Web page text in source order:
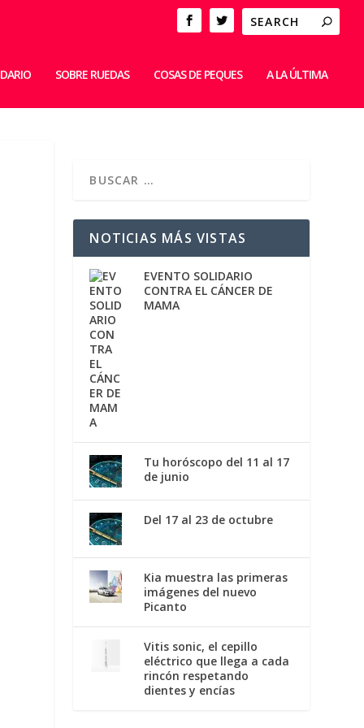
SOBRE RUEDAS COSAS DE PEQUES A LA ÚLTIMA
NOTICIAS MÁS VISTAS
EVENTO SOLIDARIO
CONTRA EL CÁNCER DE
MAMA
Tu horóscopo del 11 al 17
de junio
Del 17 al 23 de octubre
Kia muestra las primeras
imágenes del nuevo
Picanto
Vitis sonic, el cepillo
eléctrico que llega a cada
rincón respetando
dientes y encías